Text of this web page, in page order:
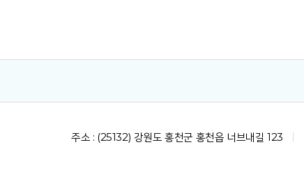
주소 : (25132) 강원도 홍천군 홍천읍 너브내길 123